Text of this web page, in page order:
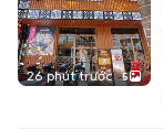
26 phút trước 5